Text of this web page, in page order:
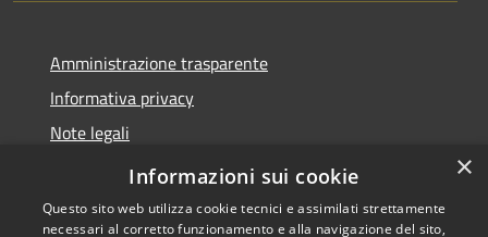
Amministrazione trasparente
Informativa privacy
Note legali
Dichiarazione di accessibilità
×
Informazioni sui cookie
Questo sito web utilizza cookie tecnici e assimilati strettamente
necessari al corretto funzionamento e alla navigazione del sito,